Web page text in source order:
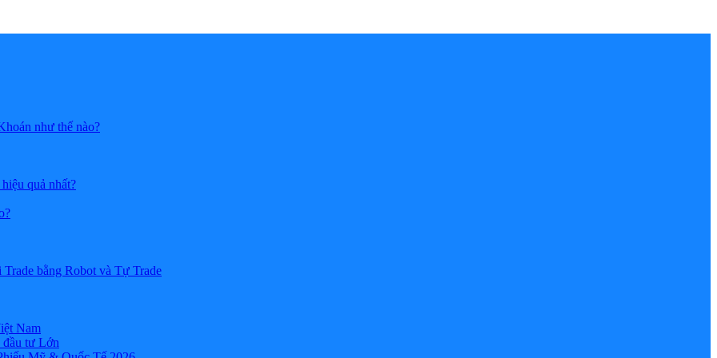
như thế nào?
quả nhất?
bằng Robot và Tự Trade
Nam
đầu tư Lớn